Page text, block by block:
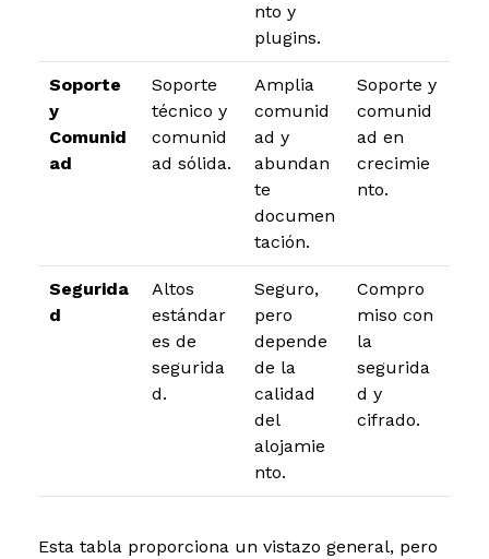
nto y
plugins.
Soporte
y
Comunid
ad
Soporte
técnico y
comunid
ad sólida.
Amplia
comunid
ad y
abundan
te
documen
tación.
Soporte y
comunid
ad en
crecimie
nto.
Segurida
d
Altos
estándar
es de
segurida
d.
Seguro,
pero
depende
de la
calidad
del
alojamie
nto.
Compro
miso con
la
segurida
d y
cifrado.
Esta tabla proporciona un vistazo general, pero